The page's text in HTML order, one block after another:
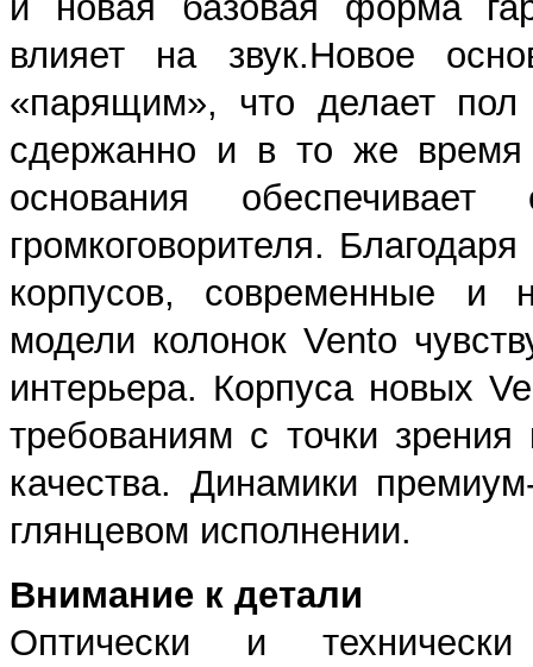
влияет на звук.Новое
«парящим», что делает пол
сдержанно и в то же время
основания обеспечивает
громкоговорителя.
корпусов, современные и
модели колонок Vento
интерьера. Корпуса новых
требованиям с точки зрения
качества. Динамики
глянцевом исполнении.
Внимание к детали
Оптически и